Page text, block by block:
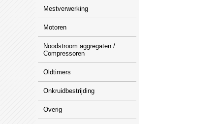
Mestverwerking
Motoren
Noodstroom aggregaten /
Compressoren
Oldtimers
Onkruidbestrijding
Overig